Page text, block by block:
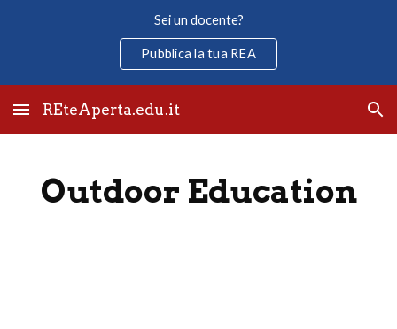
Sei un docente?
Pubblica la tua REA
REteAperta.edu.it
Outdoor Education